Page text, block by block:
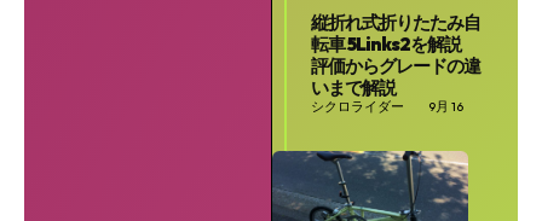
縦折れ式折りたたみ自
転車 5Links2を解説
評価からグレードの違
いまで解説
シクロライダー 9月 16